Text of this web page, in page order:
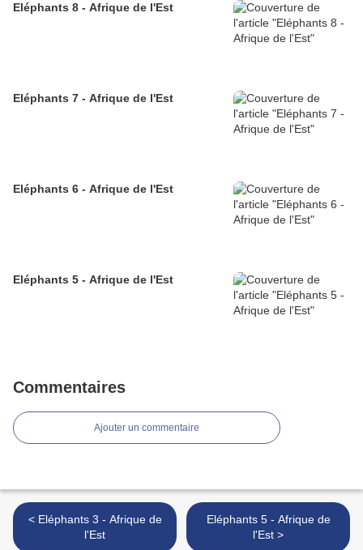
Eléphants 8 - Afrique de l'Est
Eléphants 7 - Afrique de l'Est
Eléphants 6 - Afrique de l'Est
Eléphants 5 - Afrique de l'Est
Commentaires
Ajouter un commentaire
< Eléphants 3 - Afrique de
l'Est
Eléphants 5 - Afrique de
l'Est >